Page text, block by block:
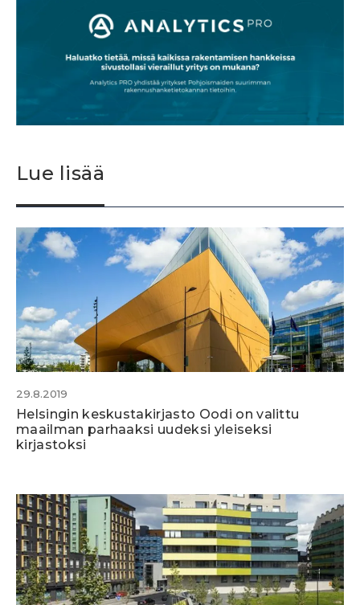
Lue lisää
29.8.2019
Helsingin keskustakirjasto Oodi on valittu
maailman parhaaksi uudeksi yleiseksi
kirjastoksi